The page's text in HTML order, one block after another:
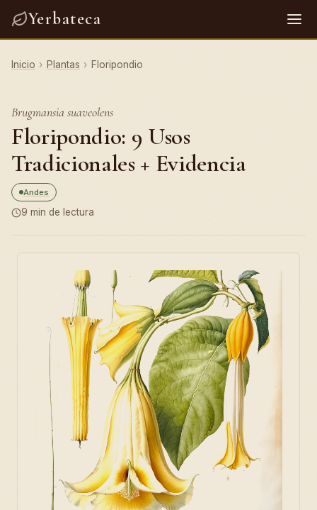
Yerbateca
Inicio › Plantas › Floripondio
Brugmansia suaveolens
Floripondio: 9 Usos
Tradicionales + Evidencia
Andes
9 min de lectura